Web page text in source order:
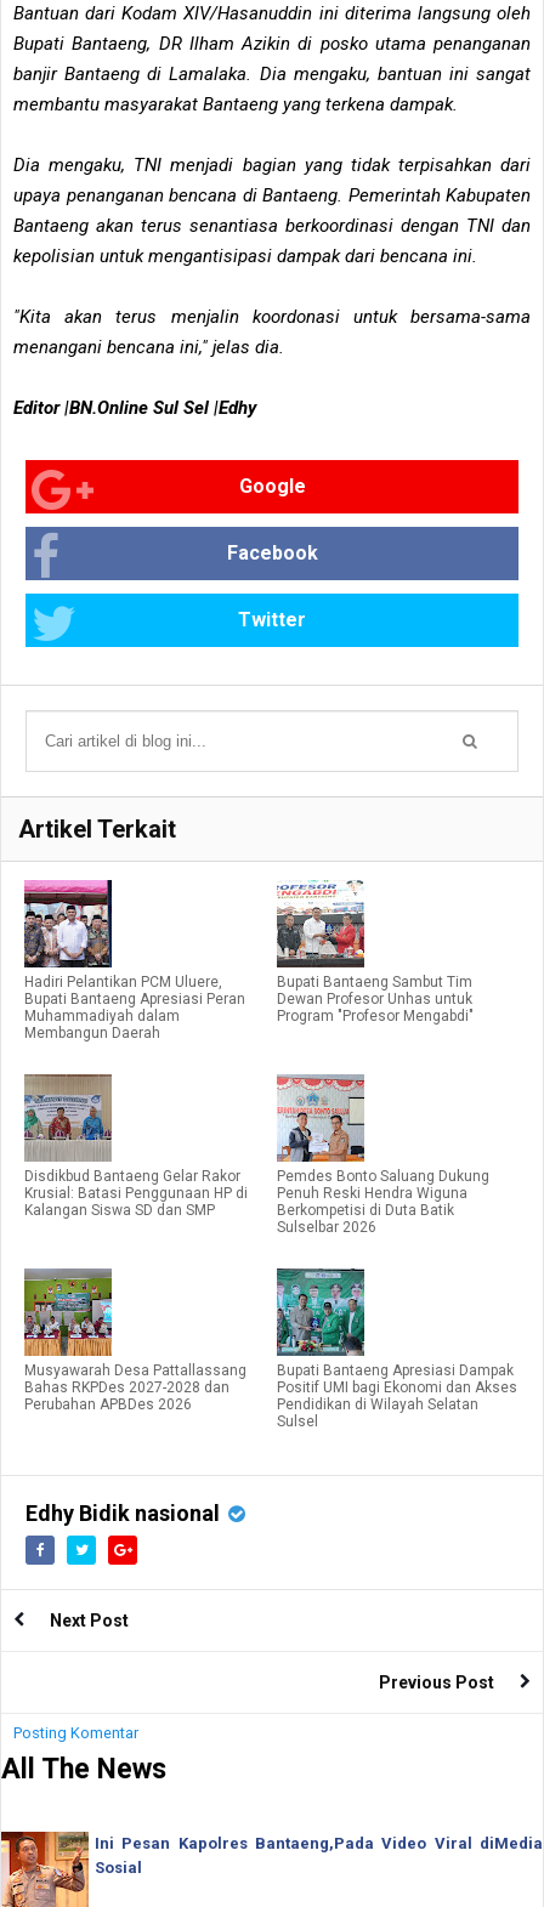
Bantuan dari Kodam XIV/Hasanuddin ini diterima langsung oleh
Bupati Bantaeng, DR Ilham Azikin di posko utama penanganan
banjir Bantaeng di Lamalaka. Dia mengaku, bantuan ini sangat
membantu masyarakat Bantaeng yang terkena dampak.
Dia mengaku, TNI menjadi bagian yang tidak terpisahkan dari
upaya penanganan bencana di Bantaeng. Pemerintah Kabupaten
Bantaeng akan terus senantiasa berkoordinasi dengan TNI dan
kepolisian untuk mengantisipasi dampak dari bencana ini.
"Kita akan terus menjalin koordonasi untuk bersama-sama
menangani bencana ini," jelas dia.
Editor |BN.Online Sul Sel |Edhy
Google
Facebook
Twitter
Artikel Terkait
Hadiri Pelantikan PCM Uluere,
Bupati Bantaeng Apresiasi Peran
Muhammadiyah dalam
Membangun Daerah
Bupati Bantaeng Sambut Tim
Dewan Profesor Unhas untuk
Program "Profesor Mengabdi"
Disdikbud Bantaeng Gelar Rakor
Krusial: Batasi Penggunaan HP di
Kalangan Siswa SD dan SMP
Pemdes Bonto Saluang Dukung
Penuh Reski Hendra Wiguna
Berkompetisi di Duta Batik
Sulselbar 2026
Musyawarah Desa Pattallassang
Bahas RKPDes 2027-2028 dan
Perubahan APBDes 2026
Bupati Bantaeng Apresiasi Dampak
Positif UMI bagi Ekonomi dan Akses
Pendidikan di Wilayah Selatan
Sulsel
Edhy Bidik nasional
Next Post
Previous Post
Posting Komentar
All The News
Ini Pesan Kapolres Bantaeng,Pada Video Viral diMedia
Sosial